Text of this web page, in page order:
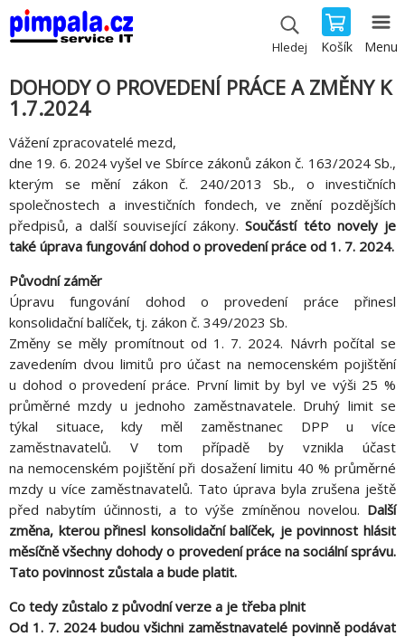
Hledej Košík Menu
DOHODY O PROVEDENÍ PRÁCE A ZMĚNY K
1.7.2024
Vážení zpracovatelé mezd,
dne 19. 6. 2024 vyšel ve Sbírce zákonů zákon č. 163/2024 Sb.,
kterým se mění zákon č. 240/2013 Sb., o investičních
společnostech a investičních fondech, ve znění pozdějších
předpisů, a další související zákony.Součástí této novely je
také úprava fungování dohod o provedení práce od 1. 7. 2024.
Původní záměr
Úpravu fungování dohod o provedení práce přinesl
konsolidační balíček, tj. zákon č. 349/2023 Sb.
Změny se měly promítnout od 1. 7. 2024. Návrh počítal se
zavedením dvou limitů pro účast na nemocenském pojištění
u dohod o provedení práce. První limit by byl ve výši 25 %
průměrné mzdy u jednoho zaměstnavatele. Druhý limit se
týkal situace, kdy měl zaměstnanec DPP u více
zaměstnavatelů. V tom případě by vznikla účast
na nemocenském pojištění při dosažení limitu 40 % průměrné
mzdy u více zaměstnavatelů. Tato úprava byla zrušena ještě
před nabytím účinnosti, a to výše zmíněnou novelou. Další
změna, kterou přinesl konsolidační balíček, je povinnost hlásit
měsíčně všechny dohody o provedení práce na sociální správu.
Tato povinnost zůstala a bude platit.
Co tedy zůstalo z původní verze a je třeba plnit
Od 1. 7. 2024 budou všichni zaměstnavatelé povinně podávat